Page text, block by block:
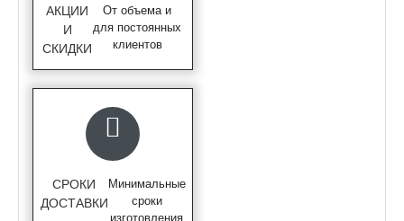
АКЦИИ
И
СКИДКИ
От объема и
для постоянных
клиентов
СРОКИ
ДОСТАВКИ
Минимальные
сроки
изготовления